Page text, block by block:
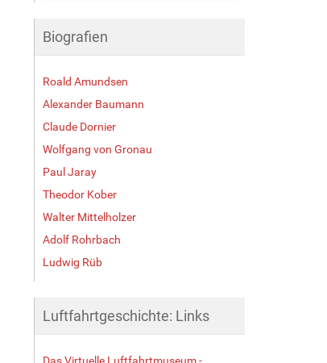
Biografien
Roald Amundsen
Alexander Baumann
Claude Dornier
Wolfgang von Gronau
Paul Jaray
Theodor Kober
Walter Mittelholzer
Adolf Rohrbach
Ludwig Rüb
Luftfahrtgeschichte: Links
Das Virtuelle Luftfahrtmuseum -